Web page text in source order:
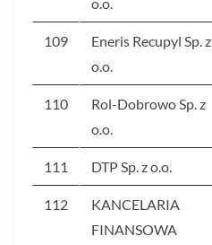
109
Eneris Recupyl Sp. z
o.o.
110
Rol-Dobrowo Sp. z
o.o.
111 DTP Sp. z o.o.
112
KANCELARIA
FINANSOWA